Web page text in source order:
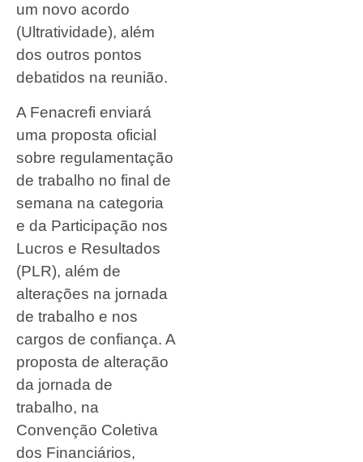
um novo acordo
(Ultratividade), além
dos outros pontos
debatidos na reunião.
A Fenacrefi enviará
uma proposta oficial
sobre regulamentação
de trabalho no final de
semana na categoria
e da Participação nos
Lucros e Resultados
(PLR), além de
alterações na jornada
de trabalho e nos
cargos de confiança. A
proposta de alteração
da jornada de
trabalho, na
Convenção Coletiva
dos Financiários,